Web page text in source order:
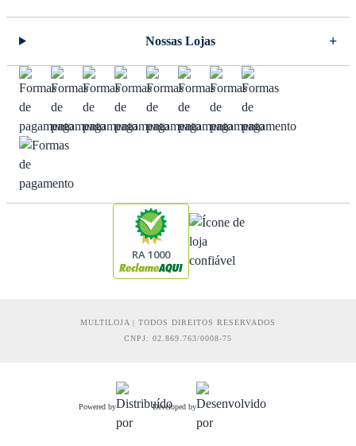
Nossas Lojas
RA 1000
MULTILOJA | TODOS DIREITOS RESERVADOS
CNPJ: 02.869.763/0008-75
Powered by Developed by